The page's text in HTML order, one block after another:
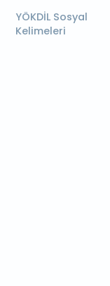
YÖKDİL Sosyal
Kelimeleri